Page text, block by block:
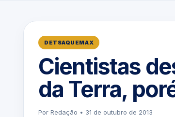
DETSAQUEMAX
Cientistas
da Terra,
Por Redação • 31 de outubro de 2013